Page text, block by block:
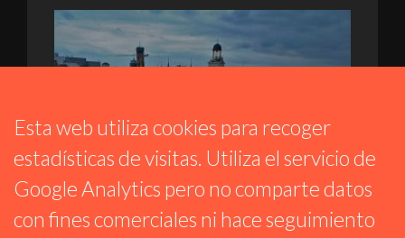
ESPACIO COMÚN 15M
ENTREVISTAS EN DIRECTO DEL DÍA
Esta web utiliza cookies para recoger
estadísticas de visitas. Utiliza el servicio de
Google Analytics pero no comparte datos
con fines comerciales ni hace seguimiento